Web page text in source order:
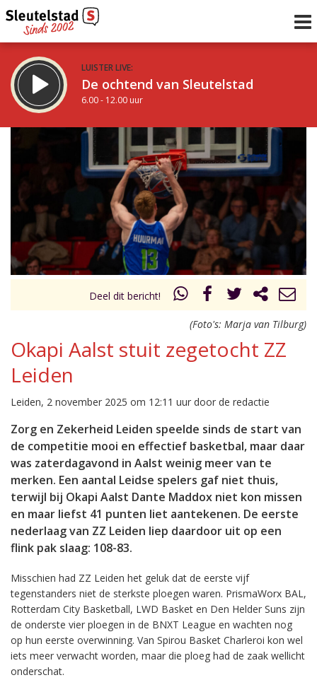
LUISTER LIVE:
De ochtend van Sleutelstad
6.00 - 12.00 uur
De middag van Sleutelstad
12.00 - 18.00 uur
Vorig uur
uur 1 van 0 Volgend uur
Inklappen
Deel dit bericht!
(Foto's: Marja van Tilburg)
Okapi Aalst stuit zegetocht ZZ
Leiden
Leiden, 2 november 2025 om 12:11 uur door de redactie
Zorg en Zekerheid Leiden speelde sinds de start van
de competitie mooi en effectief basketbal, maar daar
was zaterdagavond in Aalst weinig meer van te
merken. Een aantal Leidse spelers gaf niet thuis,
terwijl bij Okapi Aalst Dante Maddox niet kon missen
en maar liefst 41 punten liet aantekenen. De eerste
nederlaag van ZZ Leiden liep daardoor uit op een
flink pak slaag: 108-83.
Misschien had ZZ Leiden het geluk dat de eerste vijf
tegenstanders niet de sterkste ploegen waren. PrismaWorx BAL,
Rotterdam City Basketball, LWD Basket en Den Helder Suns zijn
de onderste vier ploegen in de BNXT League en wachten nog
op hun eerste overwinning. Van Spirou Basket Charleroi kon wel
iets meer verwacht worden, maar die ploeg had de zaak wellicht
onderschat.